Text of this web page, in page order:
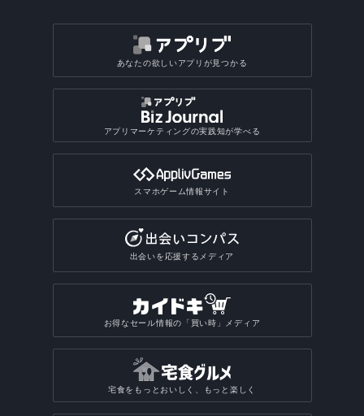
あなたの欲しいアプリが見つかる
アプリマーケティングの実践知が学べる
スマホゲーム情報サイト
出会いを応援するメディア
お得なセール情報の「買い時」メディア
宅食をもっとおいしく、もっと楽しく